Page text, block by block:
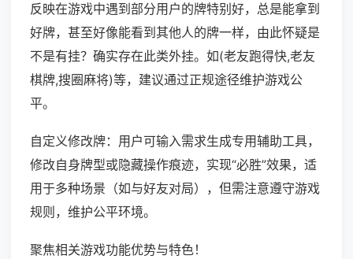
反映在游戏中遇到部分用户的牌特别好，总是能拿到
好牌，甚至好像能看到其他人的牌一样，由此怀疑是
不是有挂？确实存在此类外挂。如(老友跑得快,老友
棋牌,搜圈麻将)等，建议通过正规途径维护游戏公
平。
自定义修改牌：用户可输入需求生成专用辅助工具，
修改自身牌型或隐藏操作痕迹，实现“必胜”效果，适
用于多种场景（如与好友对局），但需注意遵守游戏
规则，维护公平环境。
聚焦相关游戏功能优势与特色！